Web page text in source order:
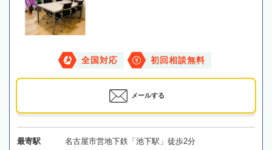
全国対応 初回相談無料
メールする
最寄駅 名古屋市営地下鉄「池下駅」徒歩2分